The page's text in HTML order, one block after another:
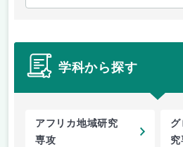
学科から探す
アフリカ地域研究
専攻
グ
究